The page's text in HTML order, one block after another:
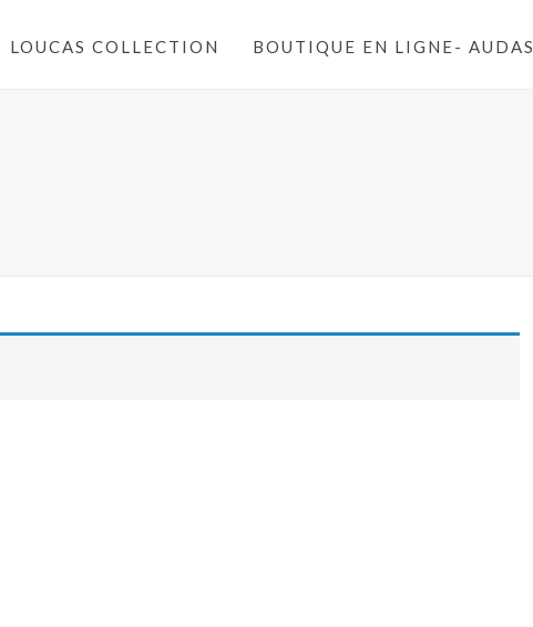
LOUCAS COLLECTION BOUTIQUE EN LIGNE- AUDAS